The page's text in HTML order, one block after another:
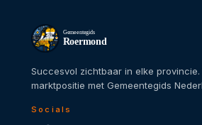
Gemeentegids
Roermond
Succesvol zichtbaar in elke provincie.
marktpositie met Gemeentegids
Socials